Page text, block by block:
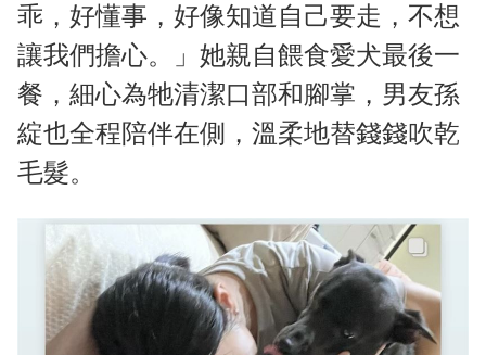
乖，好懂事，好像知道自己要走，不想
讓我們擔心。」她親自餵食愛犬最後一
餐，細心為牠清潔口部和腳掌，男友孫
綻也全程陪伴在側，溫柔地替錢錢吹乾
毛髮。